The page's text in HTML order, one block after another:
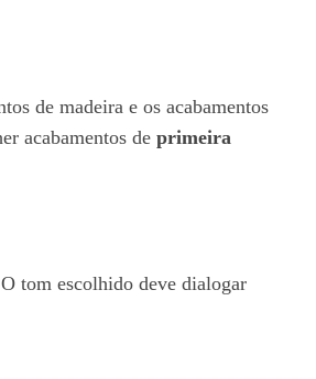
de madeira e os acabamentos
acabamentos de primeira
tom escolhido deve dialogar